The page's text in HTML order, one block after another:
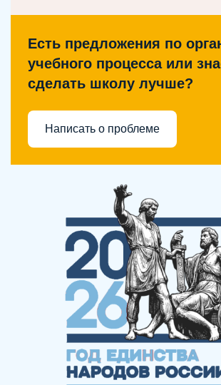
Есть предложения по
учебного процесса или
сделать школу лучше?
Написать о проблеме